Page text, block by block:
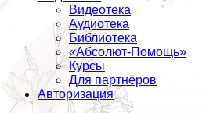
Видеотека
Аудиотека
Библиотека
«Абсолют-Помощь»
Курсы
Для партнёров
Авторизация